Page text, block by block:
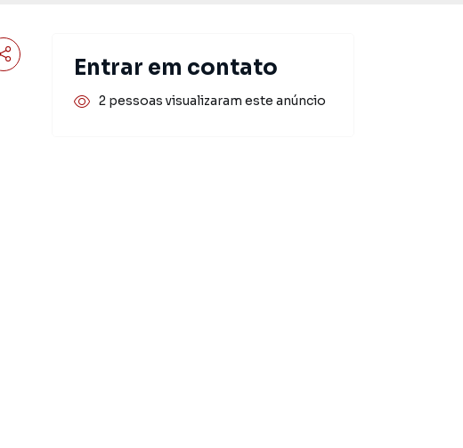
Entrar em contato
2 pessoas visualizaram este anúncio